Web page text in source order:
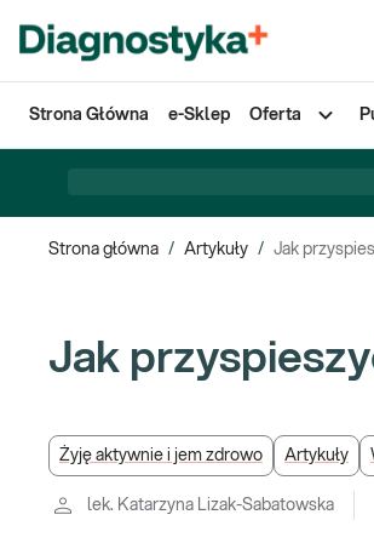
Strona Główna e-Sklep Oferta
Strona główna / Artykuły / Jak
Jak
Żyję aktywnie i jem zdrowo Artykuły
lek. Katarzyna Lizak-Sabatowska